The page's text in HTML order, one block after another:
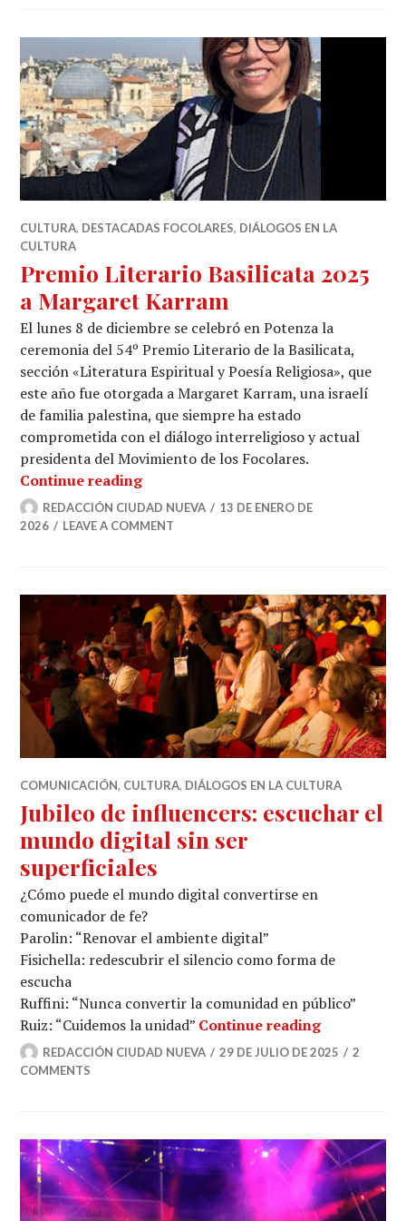
CULTURA, DESTACADAS FOCOLARES, DIÁLOGOS EN LA
CULTURA
Premio Literario Basilicata 2025
a Margaret Karram
El lunes 8 de diciembre se celebró en Potenza la
ceremonia del 54º Premio Literario de la Basilicata,
sección «Literatura Espiritual y Poesía Religiosa», que
este año fue otorgada a Margaret Karram, una israelí
de familia palestina, que siempre ha estado
comprometida con el diálogo interreligioso y actual
presidenta del Movimiento de los Focolares.
Continue readingPremio Literario Basilicata 2025 a
REDACCIÓN CIUDAD NUEVA
13 DE ENERO DE
2026
LEAVE A COMMENT
COMUNICACIÓN, CULTURA, DIÁLOGOS EN LA CULTURA
Jubileo de influencers: escuchar el
mundo digital sin ser
superficiales
¿Cómo puede el mundo digital convertirse en
comunicador de fe?
Parolin: “Renovar el ambiente digital”
Fisichella: redescubrir el silencio como forma de
escucha
Ruffini: “Nunca convertir la comunidad en público”
Ruiz: “Cuidemos la unidad” Continue readingJubileo de
REDACCIÓN CIUDAD NUEVA 29 DE JULIO DE 2025
2
COMMENTS